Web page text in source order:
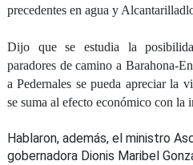
precedentes en agua y
Dijo que se estudia la
paradores de camino a Barahona-
a Pedernales se pueda apreciar la
se suma al efecto económico con la
Hablaron, además, el ministro
gobernadora Dionis Maribel